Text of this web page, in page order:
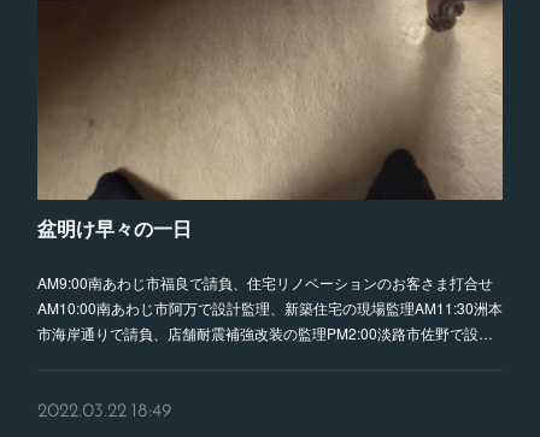
盆明け早々の一日
AM9:00南あわじ市福良で請負、住宅リノベーションのお客さま打合せ
AM10:00南あわじ市阿万で設計監理、新築住宅の現場監理AM11:30洲本
市海岸通りで請負、店舗耐震補強改装の監理PM2:00淡路市佐野で設…
2022.03.22 18:49